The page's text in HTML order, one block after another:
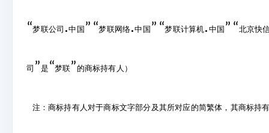
“梦联公司 .中国 ” “梦联网络.中国 ” “梦联计算机. 中国 ” “北京快
司 ”是 “梦联”的商标持有人）
注：商标持有人对于商标文字部分及其所对应的简繁体，其商标持